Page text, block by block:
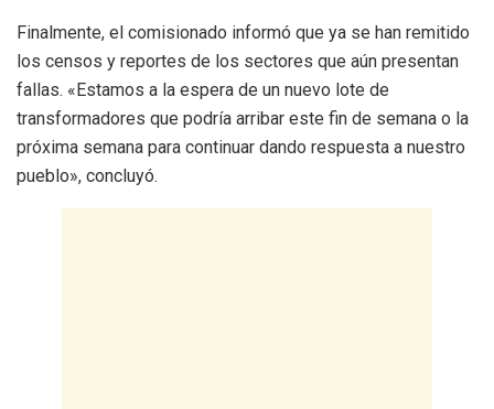
Finalmente, el comisionado informó que ya se han remitido
los censos y reportes de los sectores que aún presentan
fallas. «Estamos a la espera de un nuevo lote de
transformadores que podría arribar este fin de semana o la
próxima semana para continuar dando respuesta a nuestro
pueblo», concluyó.